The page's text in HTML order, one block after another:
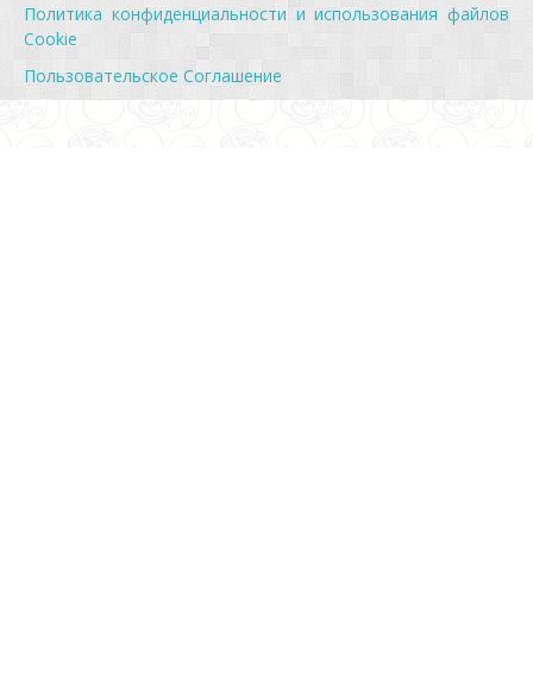
Политика конфиденциальности и использования файлов
Cookie
Пользовательское Соглашение